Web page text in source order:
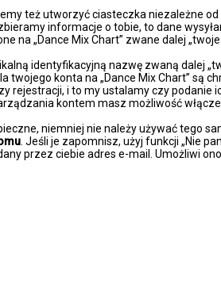
też utworzyć ciasteczka niezależne
informacje o tobie, to dane
na „Dance Mix Chart” zwane dalej
identyfikacyjną nazwę zwaną dalej
twojego konta na „Dance Mix Chart”
rejestracji, i to my ustalamy czy
kontem masz możliwość
niemniej nie należy używać tego
. Jeśli je zapomnisz, użyj funkcji „Nie
przez ciebie adres e-mail. Umożliwi